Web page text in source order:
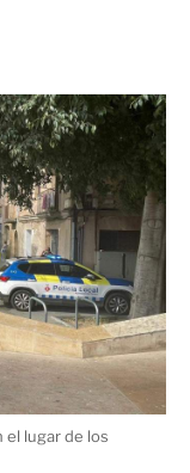
el lugar de los